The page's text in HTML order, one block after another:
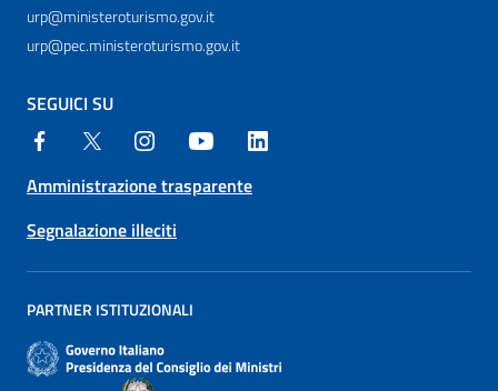
urp@ministeroturismo.gov.it
urp@pec.ministeroturismo.gov.it
SEGUICI SU
Amministrazione trasparente
Segnalazione illeciti
PARTNER ISTITUZIONALI